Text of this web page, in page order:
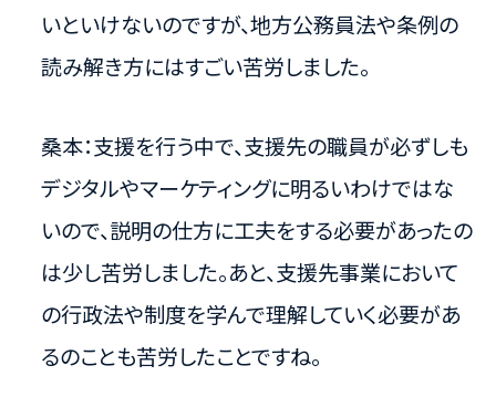
いといけないのですが、地方公務員法や条例の
読み解き方にはすごい苦労しました。
桑本：支援を行う中で、支援先の職員が必ずしも
デジタルやマーケティングに明るいわけではな
いので、説明の仕方に工夫をする必要があったの
は少し苦労しました。あと、支援先事業において
の行政法や制度を学んで理解していく必要があ
るのことも苦労したことですね。